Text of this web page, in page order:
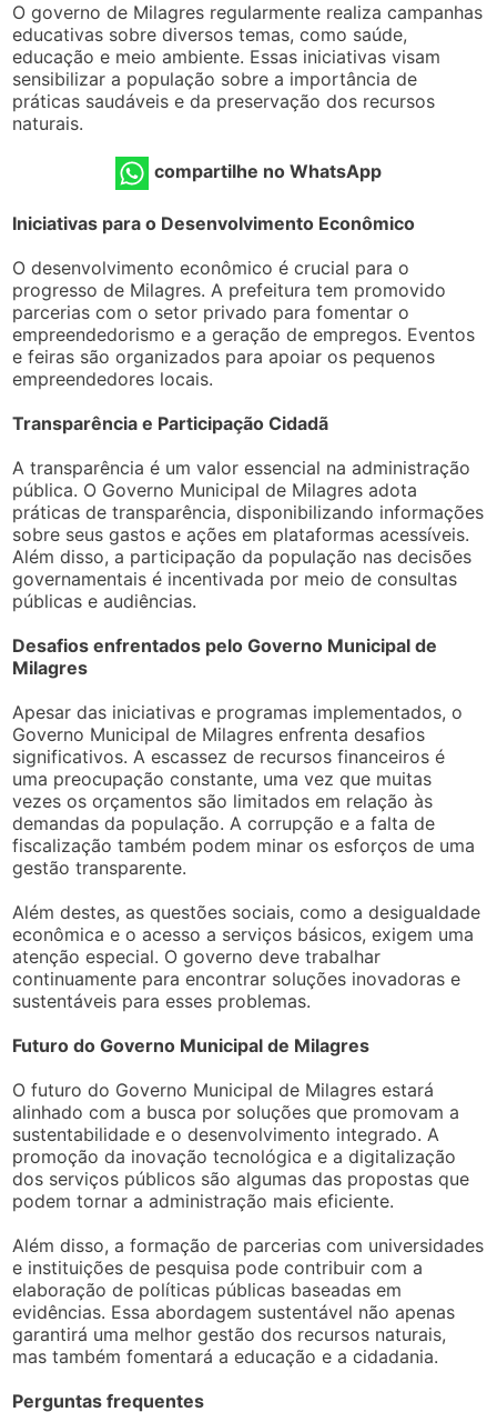
O governo de Milagres regularmente realiza campanhas
educativas sobre diversos temas, como saúde,
educação e meio ambiente. Essas iniciativas visam
sensibilizar a população sobre a importância de
práticas saudáveis e da preservação dos recursos
naturais.
compartilhe no WhatsApp
Iniciativas para o Desenvolvimento Econômico
O desenvolvimento econômico é crucial para o
progresso de Milagres. A prefeitura tem promovido
parcerias com o setor privado para fomentar o
empreendedorismo e a geração de empregos. Eventos
e feiras são organizados para apoiar os pequenos
empreendedores locais.
Transparência e Participação Cidadã
A transparência é um valor essencial na administração
pública. O Governo Municipal de Milagres adota
práticas de transparência, disponibilizando informações
sobre seus gastos e ações em plataformas acessíveis.
Além disso, a participação da população nas decisões
governamentais é incentivada por meio de consultas
públicas e audiências.
Desafios enfrentados pelo Governo Municipal de
Milagres
Apesar das iniciativas e programas implementados, o
Governo Municipal de Milagres enfrenta desafios
significativos. A escassez de recursos financeiros é
uma preocupação constante, uma vez que muitas
vezes os orçamentos são limitados em relação às
demandas da população. A corrupção e a falta de
fiscalização também podem minar os esforços de uma
gestão transparente.
Além destes, as questões sociais, como a desigualdade
econômica e o acesso a serviços básicos, exigem uma
atenção especial. O governo deve trabalhar
continuamente para encontrar soluções inovadoras e
sustentáveis para esses problemas.
Futuro do Governo Municipal de Milagres
O futuro do Governo Municipal de Milagres estará
alinhado com a busca por soluções que promovam a
sustentabilidade e o desenvolvimento integrado. A
promoção da inovação tecnológica e a digitalização
dos serviços públicos são algumas das propostas que
podem tornar a administração mais eficiente.
Além disso, a formação de parcerias com universidades
e instituições de pesquisa pode contribuir com a
elaboração de políticas públicas baseadas em
evidências. Essa abordagem sustentável não apenas
garantirá uma melhor gestão dos recursos naturais,
mas também fomentará a educação e a cidadania.
Perguntas frequentes